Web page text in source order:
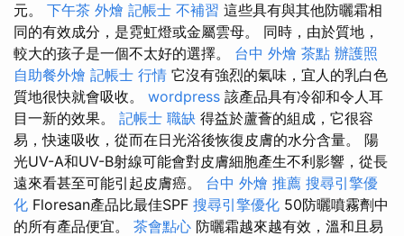
元。 下午茶 外燴 記帳士 不補習 這些具有與其他防曬霜相
同的有效成分，是霓虹燈或金屬雲母。 同時，由於質地，
較大的孩子是一個不太好的選擇。 台中 外燴 茶點 辦護照
自助餐外燴 記帳士 行情 它沒有強烈的氣味，宜人的乳白色
質地很快就會吸收。 wordpress 該產品具有冷卻和令人耳
目一新的效果。 記帳士 職缺 得益於蘆薈的組成，它很容
易，快速吸收，從而在日光浴後恢復皮膚的水分含量。 陽
光UV-A和UV-B射線可能會對皮膚細胞產生不利影響，從長
遠來看甚至可能引起皮膚癌。 台中 外燴 推薦 搜尋引擎優
化 Floresan產品比最佳SPF 搜尋引擎優化 50防曬噴霧劑中
的所有產品便宜。 茶會點心 防曬霜越來越有效，溫和且易